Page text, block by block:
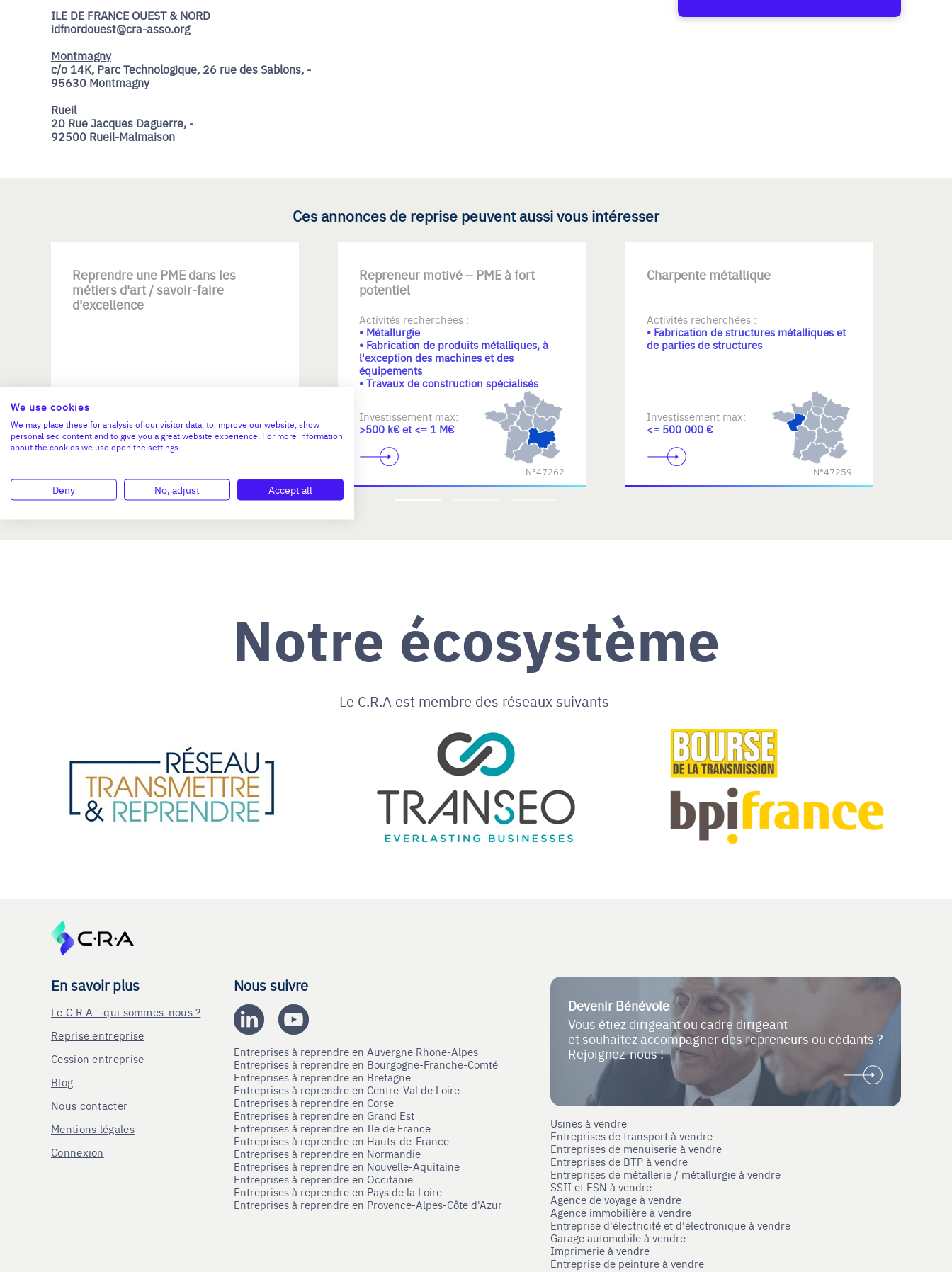
ILE DE FRANCE OUEST & NORD
idfnordouest@cra-asso.org
Montmagny
c/o 14K, Parc Technologique, 26 rue des Sablons, -
95630 Montmagny
Rueil
20 Rue Jacques Daguerre, -
92500 Rueil-Malmaison
Ces annonces de reprise peuvent aussi vous intéresser
Reprendre une PME dans les
métiers d'art / savoir-faire
d'excellence
>2 M€ et <= 5 M€
Repreneur motivé – PME à fort
potentiel
Activités recherchées :
• Métallurgie
• Fabrication de produits métalliques, à
l'exception des machines et des
équipements
• Travaux de construction spécialisés
Investissement max:
>500 k€ et <= 1 M€
N°47262
Charpente métallique
Activités recherchées :
• Fabrication de structures métalliques et
de parties de structures
Investissement max:
<= 500 000 €
N°47259
Notre écosystème
Le C.R.A est membre des réseaux suivants
En savoir plus
Le C.R.A - qui sommes-nous ?
Reprise entreprise
Cession entreprise
Blog
Nous contacter
Mentions légales
Connexion
Nous suivre
Entreprises à reprendre en Auvergne Rhone-Alpes
Entreprises à reprendre en Bourgogne-Franche-Comté
Entreprises à reprendre en Bretagne
Entreprises à reprendre en Centre-Val de Loire
Entreprises à reprendre en Corse
Entreprises à reprendre en Grand Est
Entreprises à reprendre en Ile de France
Entreprises à reprendre en Hauts-de-France
Entreprises à reprendre en Normandie
Entreprises à reprendre en Nouvelle-Aquitaine
Entreprises à reprendre en Occitanie
Entreprises à reprendre en Pays de la Loire
Entreprises à reprendre en Provence-Alpes-Côte d'Azur
Devenir Bénévole
Vous étiez dirigeant ou cadre dirigeant
et souhaitez accompagner des repreneurs ou cédants ?
Rejoignez-nous !
Usines à vendre
Entreprises de transport à vendre
Entreprises de menuiserie à vendre
Entreprises de BTP à vendre
Entreprises de métallerie / métallurgie à vendre
SSII et ESN à vendre
Agence de voyage à vendre
Agence immobilière à vendre
Entreprise d'électricité et d'électronique à vendre
Garage automobile à vendre
Imprimerie à vendre
Entreprise de peinture à vendre
We use cookies
We may place these for analysis of our visitor data, to improve our website, show
personalised content and to give you a great website experience. For more information
about the cookies we use open the settings.
Deny No, adjust Accept all